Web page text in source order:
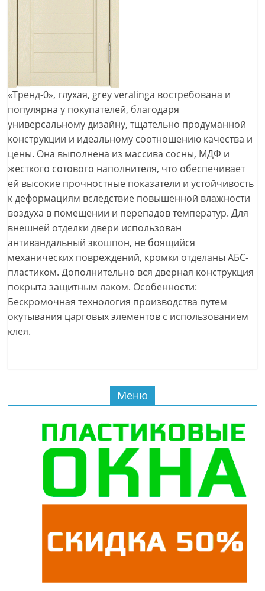
«Тренд-0», глухая, grey veralinga востребована и
популярна у покупателей, благодаря
универсальному дизайну, тщательно продуманной
конструкции и идеальному соотношению качества и
цены. Она выполнена из массива сосны, МДФ и
жесткого сотового наполнителя, что обеспечивает
ей высокие прочностные показатели и устойчивость
к деформациям вследствие повышенной влажности
воздуха в помещении и перепадов температур. Для
внешней отделки двери использован
антивандальный экошпон, не боящийся
механических повреждений, кромки отделаны АБС-
пластиком. Дополнительно вся дверная конструкция
покрыта защитным лаком. Особенности:
Бескромочная технология производства путем
окутывания царговых элементов с использованием
клея.
Меню